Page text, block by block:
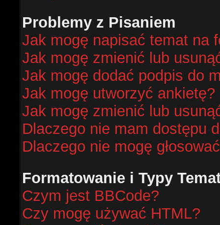
Problemy z Pisaniem
Jak mogę napisać temat na
Jak mogę zmienić lub
Jak mogę dodać podpis do
Jak mogę utworzyć ankietę?
Jak mogę zmienić lub
Dlaczego nie mam dostępu
Dlaczego nie mogę
Formatowanie i Typy
Czym jest BBCode?
Czy mogę używać HTML?